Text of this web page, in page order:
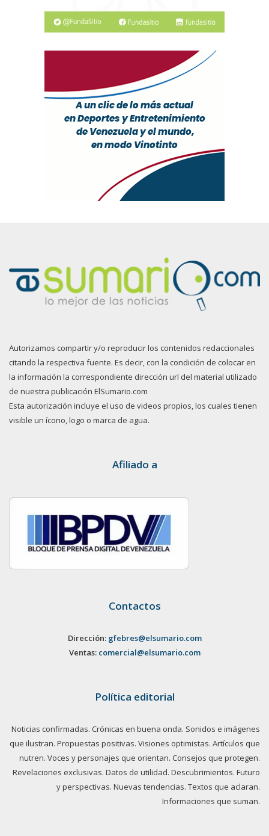
Autorizamos compartir y/o reproducir los contenidos redaccionales
citando la respectiva fuente. Es decir, con la condición de colocar en
la información la correspondiente dirección url del material utilizado
de nuestra publicación ElSumario.com
Esta autorización incluye el uso de videos propios, los cuales tienen
visible un ícono, logo o marca de agua.
Afiliado a
Contactos
Dirección: gfebres@elsumario.com
Ventas: comercial@elsumario.com
Política editorial
Noticias confirmadas. Crónicas en buena onda. Sonidos e imágenes
que ilustran. Propuestas positivas. Visiones optimistas. Artículos que
nutren. Voces y personajes que orientan. Consejos que protegen.
Revelaciones exclusivas. Datos de utilidad. Descubrimientos. Futuro
y perspectivas. Nuevas tendencias. Textos que aclaran.
Informaciones que suman.